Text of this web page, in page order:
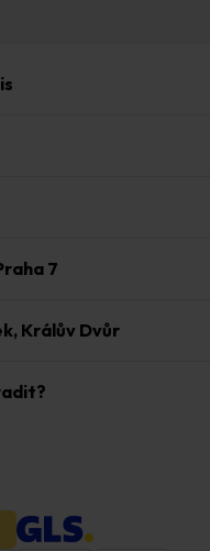
7
Králův Dvůr